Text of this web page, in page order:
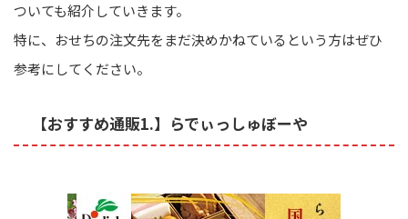
ついても紹介していきます。
特に、おせちの注文先をまだ決めかねているという方はぜひ
参考にしてください。
【おすすめ通販1.】らでぃっしゅぼーや